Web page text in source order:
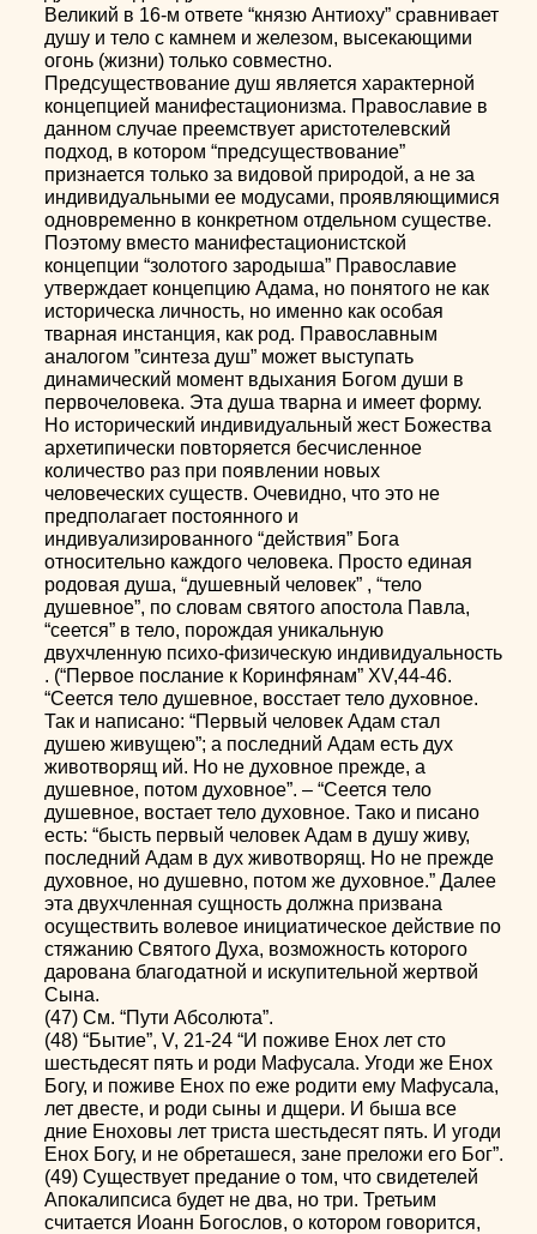
Великий в 16-м ответе “князю Антиоху” сравнивает
душу и тело с камнем и железом, высекающими
огонь (жизни) только совместно.
Предсуществование душ является характерной
концепцией манифестационизма. Православие в
данном случае преемствует аристотелевский
подход, в котором “предсуществование”
признается только за видовой природой, а не за
индивидуальными ее модусами, проявляющимися
одновременно в конкретном отдельном существе.
Поэтому вместо манифестационистской
концепции “золотого зародыша” Православие
утверждает концепцию Адама, но понятого не как
историческа личность, но именно как особая
тварная инстанция, как род. Православным
аналогом ”синтеза душ” может выступать
динамический момент вдыхания Богом души в
первочеловека. Эта душа тварна и имеет форму.
Но исторический индивидуальный жест Божества
архетипически повторяется бесчисленное
количество раз при появлении новых
человеческих существ. Очевидно, что это не
предполагает постоянного и
индивуализированного “действия” Бога
относительно каждого человека. Просто единая
родовая душа, “душевный человек” , “тело
душевное”, по словам святого апостола Павла,
“сеется” в тело, порождая уникальную
двухчленную психо-физическую индивидуальность
. (“Первое послание к Коринфянам” XV,44-46.
“Сеется тело душевное, восстает тело духовное.
Так и написано: “Первый человек Адам стал
душею живущею”; а последний Адам есть дух
животворящ ий. Но не духовное прежде, а
душевное, потом духовное”. – “Сеется тело
душевное, востает тело духовное. Тако и писано
есть: “бысть первый человек Адам в душу живу,
последний Адам в дух животворящ. Но не прежде
духовное, но душевно, потом же духовное.” Далее
эта двухчленная сущность должна призвана
осуществить волевое инициатическое действие по
стяжанию Святого Духа, возможность которого
дарована благодатной и искупительной жертвой
Сына.
(47) См. “Пути Абсолюта”.
(48) “Бытие”, V, 21-24 “И поживе Енох лет сто
шестьдесят пять и роди Мафусала. Угоди же Енох
Богу, и поживе Енох по еже родити ему Мафусала,
лет двесте, и роди сыны и дщери. И быша все
дние Еноховы лет триста шестьдесят пять. И угоди
Енох Богу, и не обреташеся, зане преложи его Бог”.
(49) Существует предание о том, что свидетелей
Апокалипсиса будет не два, но три. Третьим
считается Иоанн Богослов, о котором говорится,